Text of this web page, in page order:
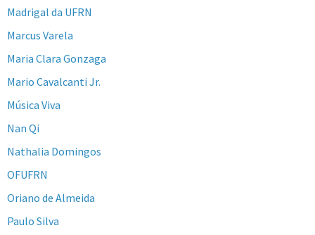
Madrigal da UFRN
Marcus Varela
Maria Clara Gonzaga
Mario Cavalcanti Jr.
Música Viva
Nan Qi
Nathalia Domingos
OFUFRN
Oriano de Almeida
Paulo Silva